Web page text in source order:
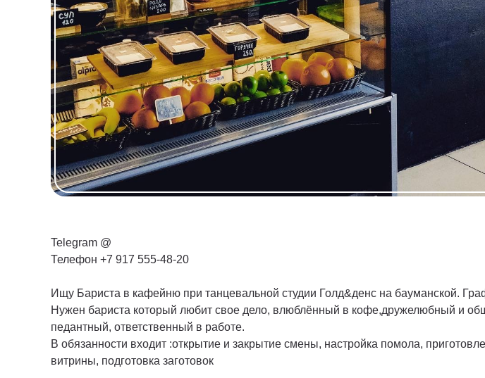
Telegram @
Телефон +7 917 555-48-20
Ищу Бариста в кафейню при танцевальной студии Голд&денс на бауманской.
Нужен бариста который любит свое дело, влюблённый в кофе,дружелюбный и
педантный, ответственный в работе.
В обязанности входит :открытие и закрытие смены, настройка помола,
витрины, подготовка заготовок